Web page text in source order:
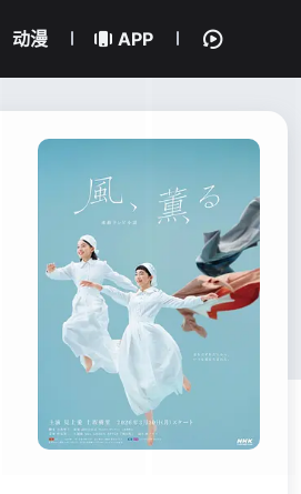
动漫 APP
藤原季节 林裕太 坂东弥十郎